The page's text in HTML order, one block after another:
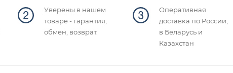
Уверены в нашем
товаре - гарантия,
обмен, возврат.
Оперативная
доставка по России,
в Беларусь и
Казахстан